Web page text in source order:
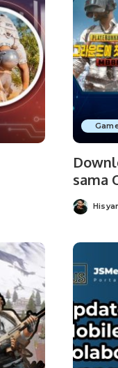
sama
Posted
by